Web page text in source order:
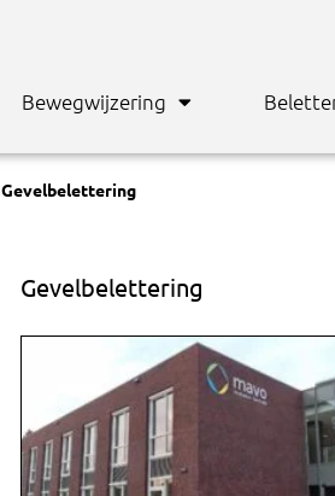
Bewegwijzering
Gevelbelettering
Gevelbelettering